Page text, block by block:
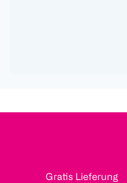
Gratis Lieferung